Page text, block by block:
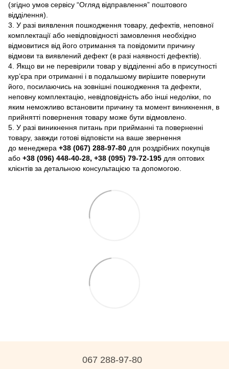
(згідно умов сервісу “Огляд відправлення” поштового
відділення).
3. У разі виявлення пошкодження товару, дефектів, неповної
комплектації або невідповідності замовлення необхідно
відмовитися від його отримання та повідомити причину
відмови та виявлений дефект (в разі наявності дефектів).
4. Якщо ви не перевірили товар у відділенні або в присутності
кур’єра при отриманні і в подальшому вирішите повернути
його, посилаючись на зовнішні пошкодження та дефекти,
неповну комплектацію, невідповідність або інші недоліки, по
яким неможливо встановити причину та момент виникнення, в
прийнятті повернення товару може бути відмовлено.
5. У разі виникнення питань при прийманні та поверненні
товару, завжди готові відповісти на ваше звернення
до менеджера +38 (067) 288-97-80 для роздрібних покупців
або +38 (096) 448-40-28, +38 (095) 79-72-195 для оптових
клієнтів за детальною консультацією та допомогою.
067 288-97-80